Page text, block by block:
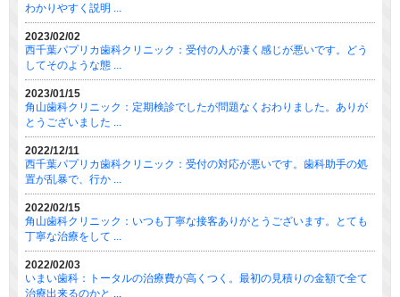
わかりやすく説明 ...
2023/02/02
西千葉パプリカ歯科クリニック：受付の人が凄く感じが悪いです。どう
してそのような態 ...
2023/01/15
角山歯科クリニック：定期検診でしたが問題なくおわりました。ありが
とうございました ...
2022/12/11
西千葉パプリカ歯科クリニック：受付の対応が悪いです。歯科助手の処
置が乱暴で、行か ...
2022/02/15
角山歯科クリニック：いつも丁寧な接客ありがとうございます。とても
丁寧な治療をして ...
2022/02/03
いまい歯科：トータルの治療費が高くつく。最初の見積りの金額で全て
治療出来るのかと ...